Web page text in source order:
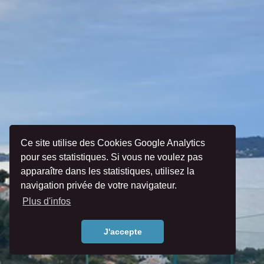
Ce site utilise des Cookies Google Analytics
pour ses statistiques. Si vous ne voulez pas
apparaître dans les statistiques, utilisez la
navigation privée de votre navigateur.
Plus d'infos
J'accepte